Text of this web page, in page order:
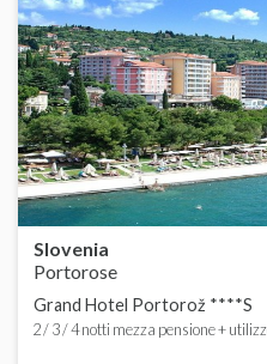
Slovenia
Portorose
Grand Hotel Portorož ****S
2 / 3 / 4 notti mezza pensione +